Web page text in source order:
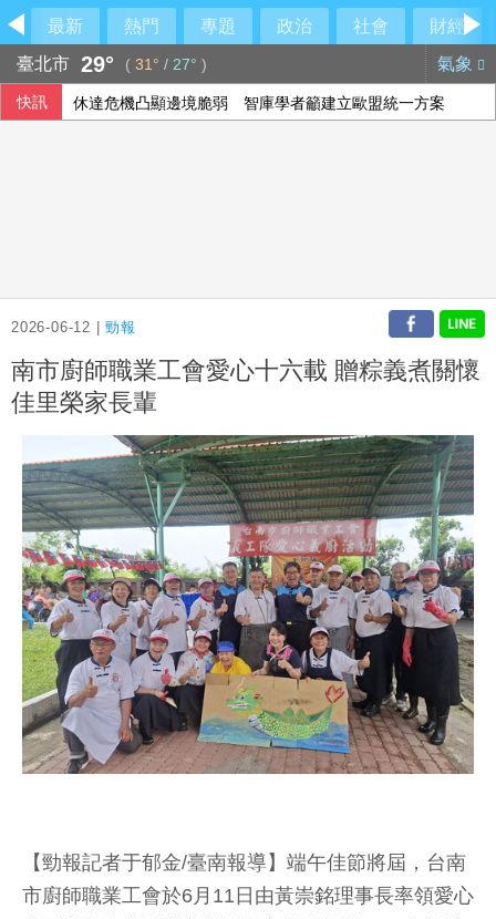
最新 熱門 專題 政治 社會
財經
臺北市 29° ( 31° / 27° ) 氣象
快訊 休達危機凸顯邊境脆弱 智庫學者籲建立歐盟統一方案
2026-06-12 |勁報
南市廚師職業工會愛心十六載 贈粽義煮關懷
佳里榮家長輩
【勁報記者于郁金/臺南報導】端午佳節將屆，台南
市廚師職業工會於6月11日由黃崇銘理事長率領愛心